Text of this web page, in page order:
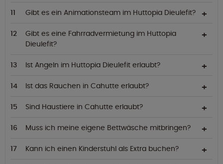
Gibt es ein Animationsteam im Huttopia Dieulefit?
Gibt es eine Fahrradvermietung im Huttopia
Dieulefit?
Ist Angeln im Huttopia Dieulefit erlaubt?
Ist das Rauchen in Cahutte erlaubt?
Sind Haustiere in Cahutte erlaubt?
Muss ich meine eigene Bettwäsche mitbringen?
Kann ich einen Kinderstuhl als Extra buchen?